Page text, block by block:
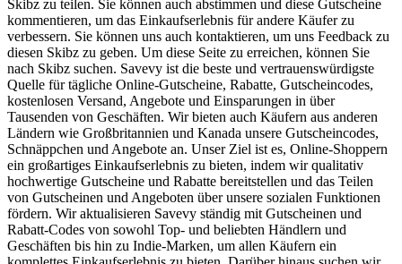
Skibz zu teilen. Sie können auch abstimmen und diese Gutscheine
kommentieren, um das Einkaufserlebnis für andere Käufer zu
verbessern. Sie können uns auch kontaktieren, um uns Feedback zu
diesen Skibz zu geben. Um diese Seite zu erreichen, können Sie
nach Skibz suchen. Savevy ist die beste und vertrauenswürdigste
Quelle für tägliche Online-Gutscheine, Rabatte, Gutscheincodes,
kostenlosen Versand, Angebote und Einsparungen in über
Tausenden von Geschäften. Wir bieten auch Käufern aus anderen
Ländern wie Großbritannien und Kanada unsere Gutscheincodes,
Schnäppchen und Angebote an. Unser Ziel ist es, Online-Shoppern
ein großartiges Einkaufserlebnis zu bieten, indem wir qualitativ
hochwertige Gutscheine und Rabatte bereitstellen und das Teilen
von Gutscheinen und Angeboten über unsere sozialen Funktionen
fördern. Wir aktualisieren Savevy ständig mit Gutscheinen und
Rabatt-Codes von sowohl Top- und beliebten Händlern und
Geschäften bis hin zu Indie-Marken, um allen Käufern ein